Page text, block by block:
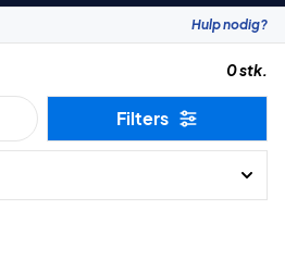
Hulp nodig?
0 stk.
Filters